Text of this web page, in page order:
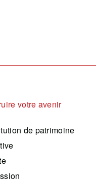
votre avenir
de patrimoine